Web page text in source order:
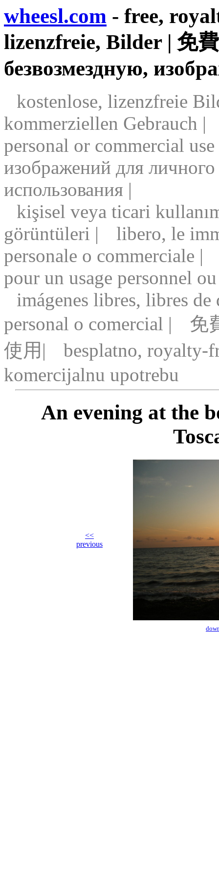
wheesl.com - free,
lizenzfreie, Bilder | 免
безвозмездную,
kostenlose, lizenzfreie
kommerziellen Gebrauch |
personal or commercial
изображений для
использования |
kişisel veya ticari
görüntüleri |
libero, le
personale o commerciale |
pour un usage personnel
imágenes libres, libres de
personal o comercial |
免
使用|
besplatno, royalty-
komercijalnu upotrebu
An evening at the
<<
previous